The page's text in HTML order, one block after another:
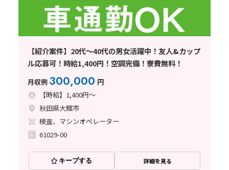
【紹介案件】20代～40代の男女活躍中！友人&カップ
ル応募可！時給1,400円！空調完備！寮費無料！
月収例 300,000 円
【時給】1,400円～
秋田県大館市
検査、マシンオペレーター
61029-00
キープする 詳細を見る